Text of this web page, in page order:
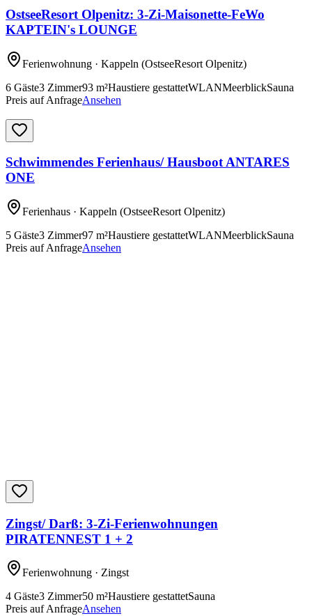
OstseeResort Olpenitz: 3-Zi-Maisonette-FeWo
KAPTEIN's LOUNGE
Ferienwohnung · Kappeln (OstseeResort Olpenitz)
6 Gäste3 Zimmer93 m²Haustiere gestattetWLANMeerblickSauna
Preis auf AnfrageAnsehen
Schwimmendes Ferienhaus/ Hausboot ANTARES
ONE
Ferienhaus · Kappeln (OstseeResort Olpenitz)
5 Gäste3 Zimmer97 m²Haustiere gestattetWLANMeerblickSauna
Preis auf AnfrageAnsehen
Zingst/ Darß: 3-Zi-Ferienwohnungen
PIRATENNEST 1 + 2
Ferienwohnung · Zingst
4 Gäste3 Zimmer50 m²Haustiere gestattetSauna
Preis auf AnfrageAnsehen